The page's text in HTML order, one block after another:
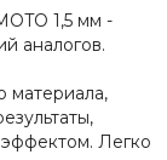
1,5 мм -
аналогов.
материала,
Легко